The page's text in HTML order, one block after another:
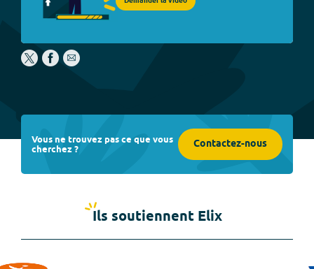
Vous ne trouvez pas ce que vous
cherchez ? Contactez-nous
Ils soutiennent Elix